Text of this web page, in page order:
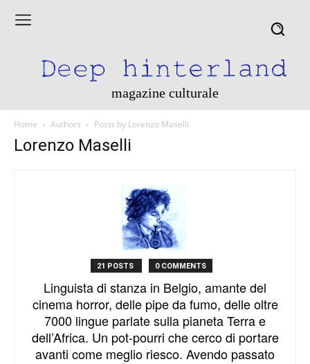
magazine culturale
Home Authors Posts by Lorenzo Maselli
Lorenzo Maselli
21 POSTS 0 COMMENTS
Linguista di stanza in Belgio, amante del
cinema horror, delle pipe da fumo, delle oltre
7000 lingue parlate sulla pianeta Terra e
dell’Africa. Un pot-pourri che cerco di portare
avanti come meglio riesco. Avendo passato